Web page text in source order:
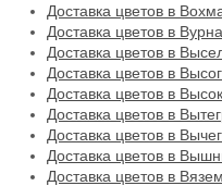
Доставка цветов в
Доставка цветов в
Доставка цветов в
Доставка цветов в
Доставка цветов в
Доставка цветов в
Доставка цветов в
Доставка цветов в
Доставка цветов в